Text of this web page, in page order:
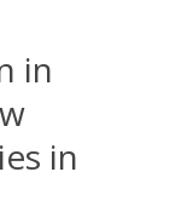
in
in